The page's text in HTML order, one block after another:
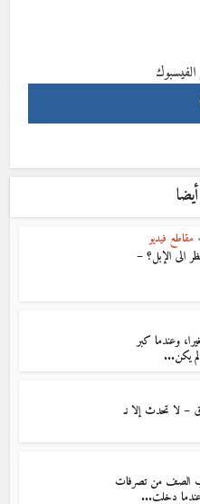
• مقاطع فيديو
الى الإبل؟ –
وعندما كبر
يكن...
لا تحدث إلا نـ
من تصرفات
دخلت...